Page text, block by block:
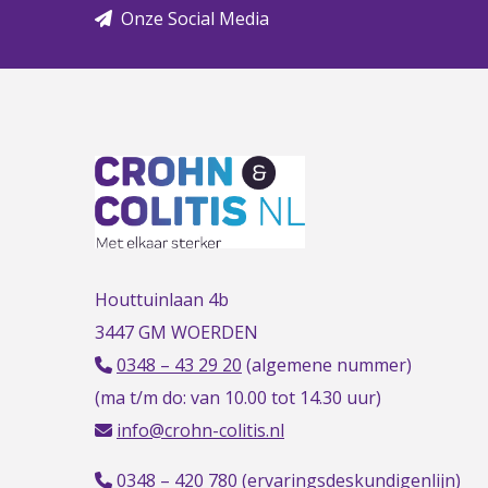
Onze Social Media
Houttuinlaan 4b
3447 GM WOERDEN
0348 – 43 29 20 (algemene nummer)
(ma t/m do: van 10.00 tot 14.30 uur)
info@crohn-colitis.nl
0348 – 420 780 (ervaringsdeskundigenlijn)